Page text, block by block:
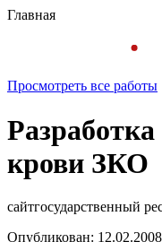
Главная
Просмотреть все работы
крови ЗКО
сайтгосударственный
Опубликован: 12.02.2008